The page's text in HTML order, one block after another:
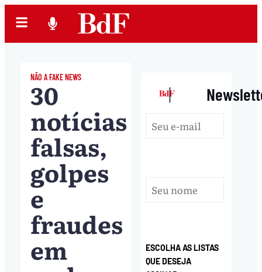
NÃO A FAKE NEWS
30
notícias
falsas,
golpes
e
fraudes
em
|
ESCOLHA AS LISTAS
QUE DESEJA